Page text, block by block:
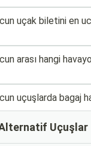
uçak biletini en
arası hangi
uçuşlarda bagaj
Alternatif Uçuşlar